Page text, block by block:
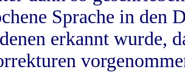
Sprache in
erkannt wurde,